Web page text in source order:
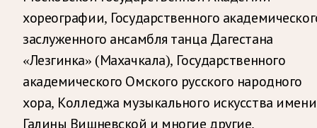
хореографии, Государственного
заслуженного ансамбля танца Дагестана
«Лезгинка» (Махачкала), Государственного
академического Омского русского народного
хора, Колледжа музыкального искусства имени
Галины Вишневской и многие другие.